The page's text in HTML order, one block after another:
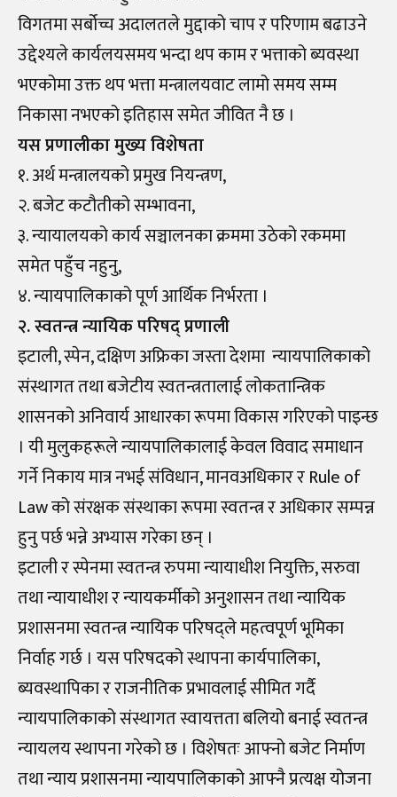
विगतमा सर्बोच्च अदालतले मुद्दाको चाप र परिणाम बढाउने
उद्देश्यले कार्यलयसमय भन्दा थप काम र भत्ताको ब्यवस्था
भएकोमा उक्त थप भत्ता मन्त्रालयवाट लामो समय सम्म
निकासा नभएको इतिहास समेत जीवित नै छ ।
यस प्रणालीका मुख्य विशेषता
१. अर्थ मन्त्रालयको प्रमुख नियन्त्रण,
२. बजेट कटौतीको सम्भावना,
३. न्यायालयको कार्य सञ्चालनका क्रममा उठेको रकममा
समेत पहुँच नहुनु,
४. न्यायपालिकाको पूर्ण आर्थिक निर्भरता ।
२. स्वतन्त्र न्यायिक परिषद् प्रणाली
इटाली, स्पेन, दक्षिण अफ्रिका जस्ता देशमा न्यायपालिकाको
संस्थागत तथा बजेटीय स्वतन्त्रतालाई लोकतान्त्रिक
शासनको अनिवार्य आधारका रूपमा विकास गरिएको पाइन्छ
। यी मुलुकहरूले न्यायपालिकालाई केवल विवाद समाधान
गर्ने निकाय मात्र नभई संविधान, मानवअधिकार र Rule of
Law को संरक्षक संस्थाका रूपमा स्वतन्त्र र अधिकार सम्पन्न
हुनु पर्छ भन्ने अभ्यास गरेका छन् ।
इटाली र स्पेनमा स्वतन्त्र रुपमा न्यायाधीश नियुक्ति, सरुवा
तथा न्यायाधीश र न्यायकर्मीको अनुशासन तथा न्यायिक
प्रशासनमा स्वतन्त्र न्यायिक परिषद्ले महत्वपूर्ण भूमिका
निर्वाह गर्छ । यस परिषदको स्थापना कार्यपालिका,
ब्यवस्थापिका र राजनीतिक प्रभावलाई सीमित गर्दै
न्यायपालिकाको संस्थागत स्वायत्तता बलियो बनाई स्वतन्त्र
न्यायलय स्थापना गरेको छ । विशेषतः आफ्नो बजेट निर्माण
तथा न्याय प्रशासनमा न्यायपालिकाको आफ्नै प्रत्यक्ष योजना